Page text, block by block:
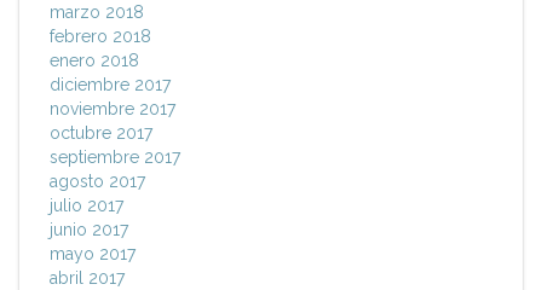
marzo 2018
febrero 2018
enero 2018
diciembre 2017
noviembre 2017
octubre 2017
septiembre 2017
agosto 2017
julio 2017
junio 2017
mayo 2017
abril 2017